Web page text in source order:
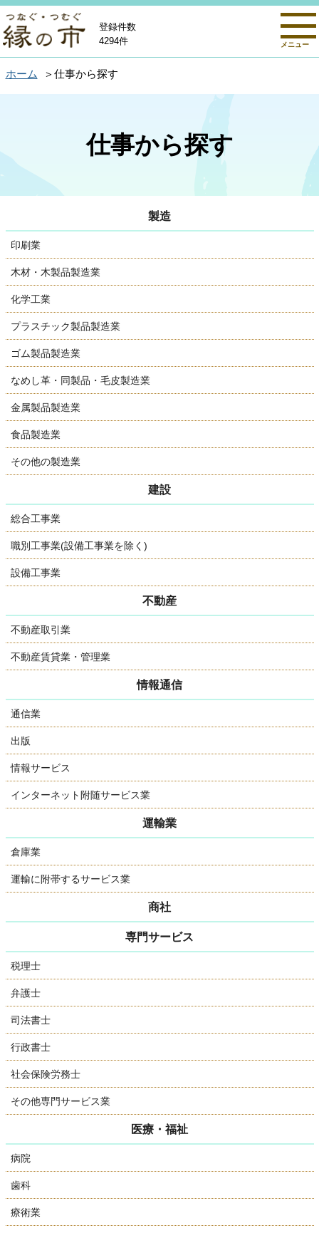
メニュー
登録件数
4294件
ホーム 仕事から探す
仕事から探す
製造
印刷業
木材・木製品製造業
化学工業
プラスチック製品製造業
ゴム製品製造業
なめし革・同製品・毛皮製造業
金属製品製造業
食品製造業
その他の製造業
建設
総合工事業
職別工事業(設備工事業を除く)
設備工事業
不動産
不動産取引業
不動産賃貸業・管理業
情報通信
通信業
出版
情報サービス
インターネット附随サービス業
運輸業
倉庫業
運輸に附帯するサービス業
商社
専門サービス
税理士
弁護士
司法書士
行政書士
社会保険労務士
その他専門サービス業
医療・福祉
病院
歯科
療術業